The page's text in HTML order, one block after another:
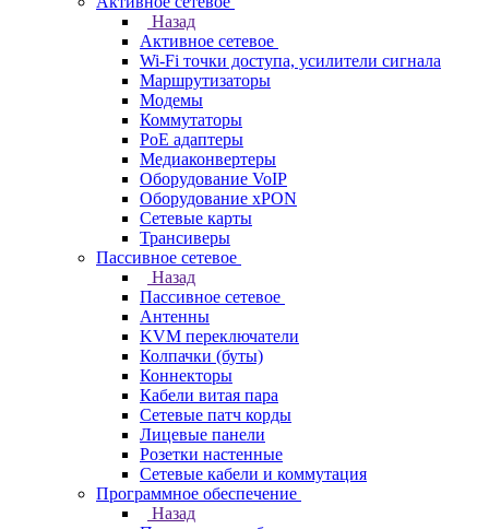
Назад
Активное сетевое
Wi-Fi точки доступа, усилители сигнала
Маршрутизаторы
Модемы
Коммутаторы
PoE адаптеры
Медиаконвертеры
Оборудование VoIP
Оборудование xPON
Сетевые карты
Трансиверы
Пассивное сетевое
Назад
Пассивное сетевое
Антенны
KVM переключатели
Колпачки (буты)
Коннекторы
Кабели витая пара
Сетевые патч корды
Лицевые панели
Розетки настенные
Сетевые кабели и коммутация
Программное обеспечение
Назад